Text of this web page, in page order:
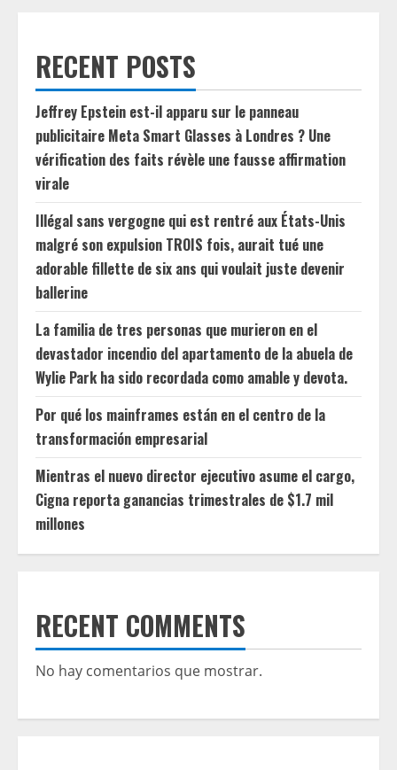
RECENT POSTS
Jeffrey Epstein est-il apparu sur le panneau
publicitaire Meta Smart Glasses à Londres ? Une
vérification des faits révèle une fausse affirmation
virale
Illégal sans vergogne qui est rentré aux États-Unis
malgré son expulsion TROIS fois, aurait tué une
adorable fillette de six ans qui voulait juste devenir
ballerine
La familia de tres personas que murieron en el
devastador incendio del apartamento de la abuela de
Wylie Park ha sido recordada como amable y devota.
Por qué los mainframes están en el centro de la
transformación empresarial
Mientras el nuevo director ejecutivo asume el cargo,
Cigna reporta ganancias trimestrales de $1.7 mil
millones
RECENT COMMENTS
No hay comentarios que mostrar.